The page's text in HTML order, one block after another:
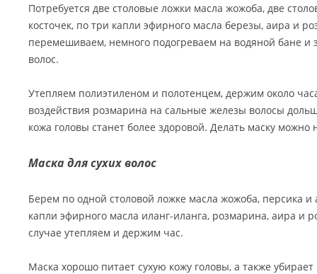
Потребуется две столовые ложки масла жожоба, две
косточек, по три капли эфирного масла березы, аира и
перемешиваем, немного подогреваем на водяной бане и
волос.
Утепляем полиэтиленом и полотенцем, держим около
воздействия розмарина на сальные железы волосы
кожа головы станет более здоровой. Делать маску
Маска для сухих волос
Берем по одной столовой ложке масла жожоба, персика и
капли эфирного масла иланг-иланга, розмарина, аира
случае утепляем и держим час.
Маска хорошо питает сухую кожу головы, а также